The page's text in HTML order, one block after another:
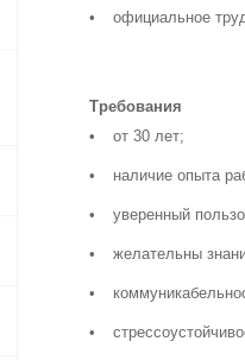
официальное
Требования
от 30 лет;
наличие опыта
уверенный
желательны